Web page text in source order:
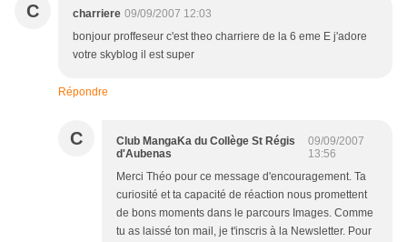
C charriere 09/09/2007 12:03
bonjour proffeseur c'est theo charriere de la 6 eme E j'adore
votre skyblog il est super
Répondre
C
Club MangaKa du Collège St Régis
d'Aubenas
09/09/2007
13:56
Merci Théo pour ce message d'encouragement. Ta
curiosité et ta capacité de réaction nous promettent
de bons moments dans le parcours Images. Comme
tu as laissé ton mail, je t'inscris à la Newsletter. Pour